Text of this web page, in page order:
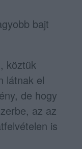
bajt
köztük
látnak el
de hogy
az az
is